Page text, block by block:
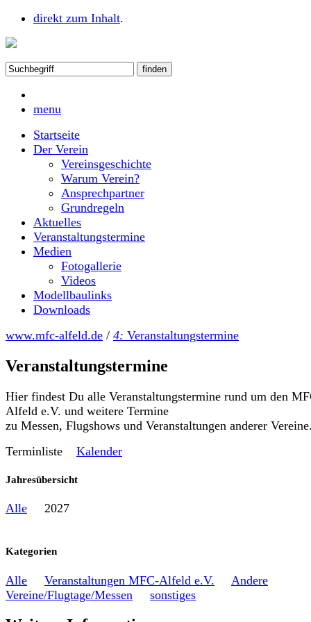
direkt zum Inhalt.
menu
Startseite
Der Verein
Vereinsgeschichte
Warum Verein?
Ansprechpartner
Grundregeln
Aktuelles
Veranstaltungstermine
Medien
Fotogallerie
Videos
Modellbaulinks
Downloads
www.mfc-alfeld.de / 4: Veranstaltungstermine
Veranstaltungstermine
Hier findest Du alle Veranstaltungstermine rund um den
Alfeld e.V. und weitere Termine
zu Messen, Flugshows und Veranstaltungen anderer
Terminliste Kalender
Jahresübersicht
Alle 2027
Kategorien
Alle Veranstaltungen MFC-Alfeld e.V.
Andere
Vereine/Flugtage/Messen
sonstiges